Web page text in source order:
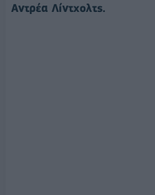
Αντρέα Λίντχολτς.